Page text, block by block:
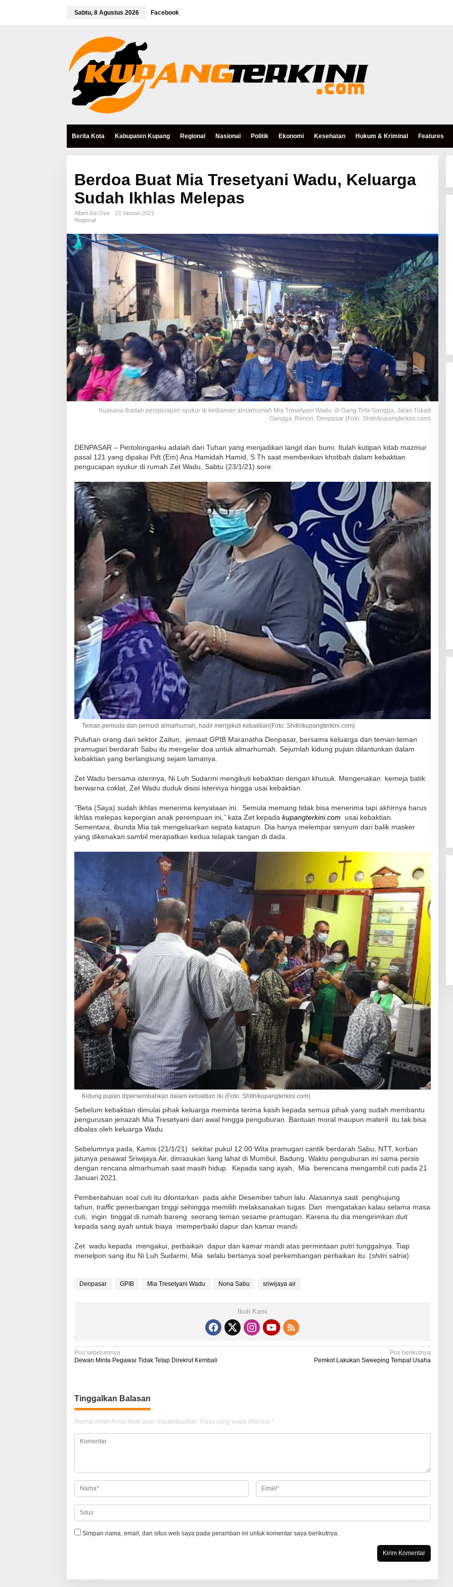
Sabtu, 8 Agustus 2026 Facebook
Berita Kota Kabupaten Kupang Regional Nasional Politik Ekonomi Kesehatan Hukum & Kriminal Features
Berdoa Buat Mia Tresetyani Wadu, Keluarga
Sudah Ikhlas Melepas
Albert Kin Ose
23 Januari 2021
Regional
Suasana ibadah pengucapan syukur di kediaman almarhumah Mia Tresetyani Wadu, di Gang Tirta Gangga, Jalan Tukad
Gangga, Renon, Denpasar (Foto: Shitri/kupangterkini.com)
DENPASAR – Pertolonganku adalah dari Tuhan yang menjadikan langit dan bumi. Itulah kutipan kitab mazmur
pasal 121 yang dipakai Pdt (Em) Ana Hamidah Hamid, S.Th saat memberikan khotbah dalam kebaktian
pengucapan syukur di rumah Zet Wadu, Sabtu (23/1/21) sore.
Teman pemuda dan pemudi almarhumah, hadir mengikuti kebaktian(Foto: Shitri/kupangterkini.com)
Puluhan orang dari sektor Zaitun, jemaat GPIB Maranatha Denpasar, bersama keluarga dan teman-teman
pramugari berdarah Sabu itu mengelar doa untuk almarhumah. Sejumlah kidung pujian dilantunkan dalam
kebaktian yang berlangsung sejam lamanya.
Zet Wadu bersama isterinya, Ni Luh Sudarmi mengikuti kebaktian dengan khusuk. Mengenakan kemeja batik
berwarna coklat, Zet Wadu duduk disisi isterinya hingga usai kebaktian.
‘’Beta (Saya) sudah ikhlas menerima kenyataan ini. Semula memang tidak bisa menerima tapi akhirnya harus
ikhlas melepas kepergian anak perempuan ini,’’ kata Zet kepada kupangterkini.com
usai kebaktian.
Sementara, ibunda Mia tak mengeluarkan sepata katapun. Dia hanya melempar senyum dari balik masker
yang dikenakan sambil merapatkan kedua telapak tangan di dada.
Kidung pujian dipersembahkan dalam kebaktian itu (Foto: Shitri/kupangterkini.com)
Sebelum kebaktian dimulai pihak keluarga meminta terima kasih kepada semua pihak yang sudah membantu
pengurusan jenazah Mia Tresetyani dari awal hingga penguburan. Bantuan moral maupun materil itu tak bisa
dibalas oleh keluarga Wadu.
Sebelumnya pada, Kamis (21/1/21) sekitar pukul 12.00 Wita pramugari cantik berdarah Sabu, NTT, korban
jatunya pesawat Sriwijaya Air, dimasukan liang lahat di Mumbul, Badung. Waktu penguburan ini sama persis
dengan rencana almarhumah saat masih hidup. Kepada sang ayah, Mia berencana mengambil cuti pada 21
Januari 2021.
Pemberitahuan soal cuti itu dilontarkan pada akhir Desember tahun lalu. Alasannya saat penghujung
tahun, traffic penerbangan tinggi sehingga memilih melaksanakan tugas. Dan mengatakan kalau selama masa
cuti, ingin tinggal di rumah bareng seorang teman sesame pramugari. Karena itu dia mengirimkan duit
kepada sang ayah untuk biaya memperbaiki dapur dan kamar mandi.
Zet wadu kepada mengakui perbaikan dapur dan kamar mandi atas permintaan putri tunggalnya. Tiap
menelpon sang ibu Ni Luh Sudarmi, Mia selalu bertanya soal perkembangan perbaikan itu. (shitri satria)
Denpasar GPIB Mia Tresetyani Wadu Nona Sabu sriwijaya air
Ikuti Kami
N
i
g
a
s
p
o
s
Pos sebelumnya
Dewan Minta Pegawai Tidak Tetap Direkrut Kembali
Pos berikutnya
Pemkot Lakukan Sweeping Tempat Usaha
Tinggalkan Balasan
Alamat email Anda tidak akan dipublikasikan. Ruas yang wajib ditandai *
Simpan nama, email, dan situs web saya pada peramban ini untuk komentar saya berikutnya.
RSUD Naibonat Musnahkan Obat